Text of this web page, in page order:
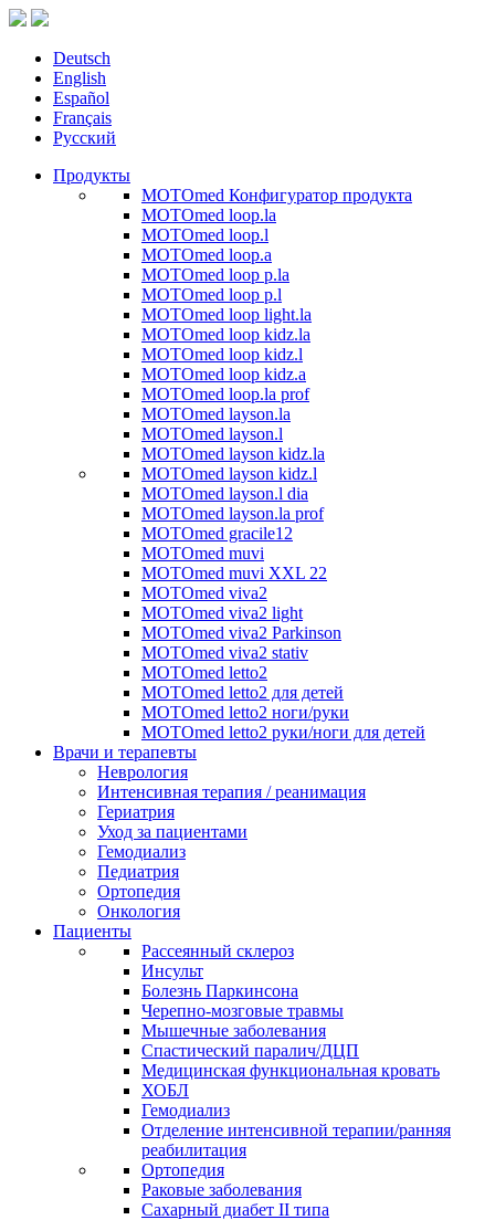
Deutsch
English
Español
Français
Русский
Продукты
MOTOmed Конфигуратор продукта
MOTOmed loop.la
MOTOmed loop.l
MOTOmed loop.a
MOTOmed loop p.la
MOTOmed loop p.l
MOTOmed loop light.la
MOTOmed loop kidz.la
MOTOmed loop kidz.l
MOTOmed loop kidz.a
MOTOmed loop.la prof
MOTOmed layson.la
MOTOmed layson.l
MOTOmed layson kidz.la
MOTOmed layson kidz.l
MOTOmed layson.l dia
MOTOmed layson.la prof
MOTOmed gracile12
MOTOmed muvi
MOTOmed muvi XXL 22
MOTOmed viva2
MOTOmed viva2 light
MOTOmed viva2 Parkinson
MOTOmed viva2 stativ
MOTOmed letto2
MOTOmed letto2 для детей
MOTOmed letto2 ноги/руки
MOTOmed letto2 руки/ноги для детей
Врачи и терапевты
Неврология
Интенсивная терапия / реанимация
Гериатрия
Уход за пациентами
Гемодиализ
Педиатрия
Ортопедия
Онкология
Пациенты
Рассеянный склероз
Инсульт
Болезнь Паркинсона
Черепно-мозговые травмы
Мышечные заболевания
Спастический паралич/ДЦП
Медицинская функциональная кровать
ХОБЛ
Гемодиализ
Отделение интенсивной терапии/ранняя
реабилитация
Ортопедия
Раковые заболевания
Сахарный диабет II типа